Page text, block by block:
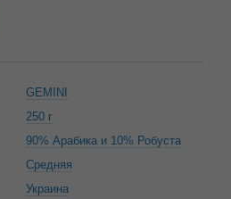
GEMINI
250 г
90% Арабика и 10% Робуста
Средняя
Украина